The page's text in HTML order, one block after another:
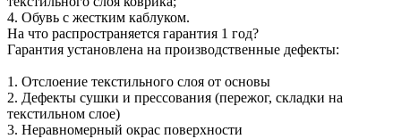
4. Обувь с жестким каблуком.
На что распространяется гарантия 1 год?
Гарантия установлена на производственные дефекты:
1. Отслоение текстильного слоя от основы
2. Дефекты сушки и прессования (пережог, складки на
текстильном слое)
3. Неравномерный окрас поверхности